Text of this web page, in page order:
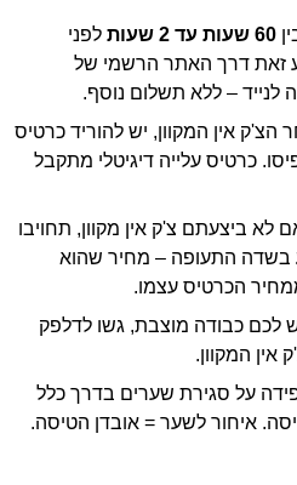
60 שעות עד 2 שעות
לפני
זאת דרך האתר הרשמי של
הצ'ק אין המקוון, יש להוריד כרטיס
כרטיס עלייה דיגיטלי מתקבל
לא ביצעתם צ'ק אין מקוון, תחויבו
בשדה התעופה – מחיר שהוא
הכרטיס עצמו.
לכם כבודה מוצבת, גשו לדלפק
איחור לשער = אובדן הטיסה.